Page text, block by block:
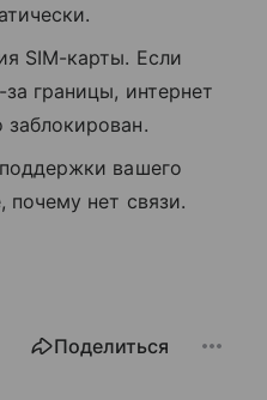
SIM-карты. Если
границы, интернет
вашего
почему нет связи.
Поделиться